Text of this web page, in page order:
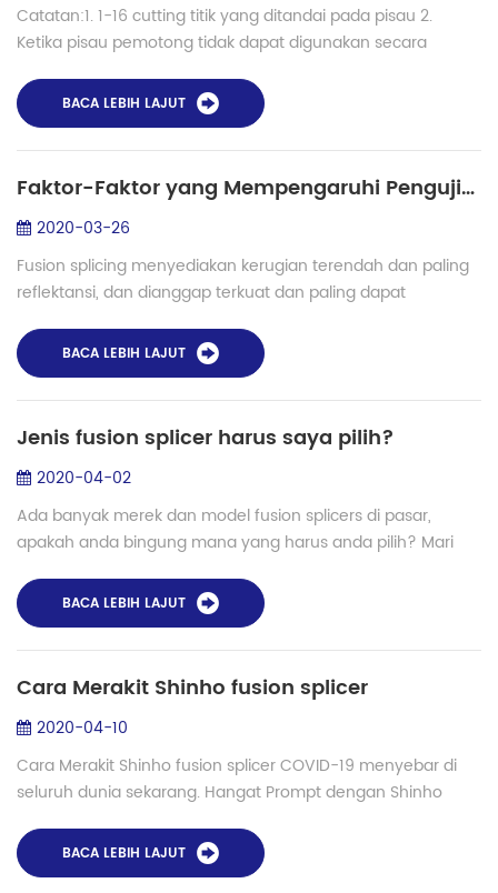
Catatan:1. 1-16 cutting titik yang ditandai pada pisau 2.
Ketika pisau pemotong tidak dapat digunakan secara
dalam waktu 3. Jika itu masih tidak da...
BACA LEBIH LAJUT
Faktor-Faktor yang Mempengaruhi Pengujian OTDR
2020-03-26
Fusion splicing menyediakan kerugian terendah dan paling
reflektansi, dan dianggap terkuat dan paling dapat
dilaksanakan dengan baik, sambatan dapat ...
BACA LEBIH LAJUT
Jenis fusion splicer harus saya pilih?
2020-04-02
Ada banyak merek dan model fusion splicers di pasar,
apakah anda bingung mana yang harus anda pilih? Mari
fusion splicer anda harus memilih dar...
BACA LEBIH LAJUT
Cara Merakit Shinho fusion splicer
2020-04-10
Cara Merakit Shinho fusion splicer COVID-19 menyebar di
seluruh dunia sekarang. Hangat Prompt dengan Shinho
keluar dan mencuci tangan anda.Shi...
BACA LEBIH LAJUT